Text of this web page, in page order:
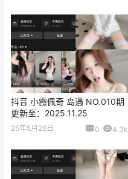
抖音 小霞佩奇 岛遇 NO.010期
更新至：2025.11.25
25年5月26日 0 4.3k